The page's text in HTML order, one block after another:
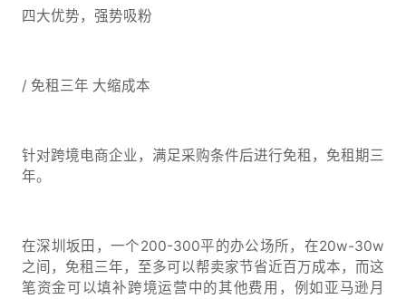
四大优势，强势吸粉
/ 免租三年 大缩成本
针对跨境电商企业，满足采购条件后进行免租，免租期三
年。
在深圳坂田，一个200-300平的办公场所，在20w-30w
之间，免租三年，至多可以帮卖家节省近百万成本，而这
笔资金可以填补跨境运营中的其他费用，例如亚马逊月